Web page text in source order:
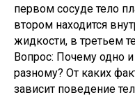
первом сосуде тело
втором находится
жидкости, в третьем
Вопрос: Почему одно
разному? От каких
зависит поведение